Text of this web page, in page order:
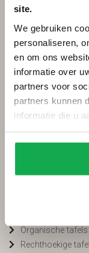
site.
We gebruiken
personaliseren,
en om ons
informatie over
partners voor
partners kunnen
informatie die u
Organische tafels
Rechthoekige